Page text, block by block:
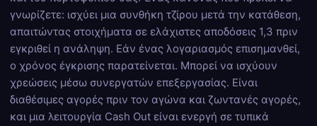
γνωρίζετε: ισχύει μια συνθήκη τζίρου μετά την κατάθεση,
απαιτώντας στοιχήματα σε ελάχιστες αποδόσεις 1,3 πριν
εγκριθεί η ανάληψη. Εάν ένας λογαριασμός επισημανθεί,
ο χρόνος έγκρισης παρατείνεται. Μπορεί να ισχύουν
χρεώσεις μέσω συνεργατών επεξεργασίας. Είναι
διαθέσιμες αγορές πριν τον αγώνα και ζωντανές αγορές,
και μια λειτουργία Cash Out είναι ενεργή σε τυπικά